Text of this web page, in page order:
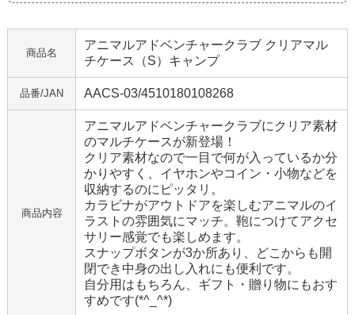
商品名
アニマルアドベンチャークラブ クリアマル
チケース（S）キャンプ
品番/JAN AACS-03/4510180108268
商品内容
アニマルアドベンチャークラブにクリア素材
のマルチケースが新登場！
クリア素材なので一目で何が入っているか分
かりやすく、イヤホンやコイン・小物などを
収納するのにピッタリ。
カラビナがアウトドアを楽しむアニマルのイ
ラストの雰囲気にマッチ。鞄につけてアクセ
サリー感覚でも楽しめます。
スナップボタンが3か所あり、どこからも開
閉でき中身の出し入れにも便利です。
自分用はもちろん、ギフト・贈り物にもおす
すめです(*^_^*)